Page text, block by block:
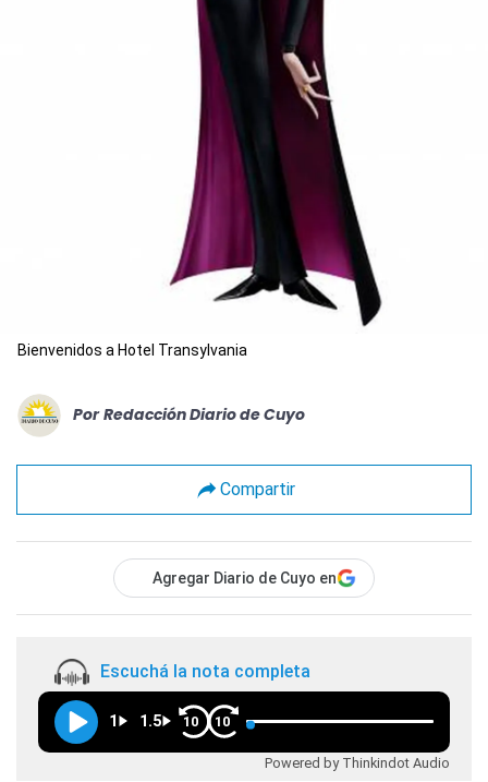
Bienvenidos a Hotel Transylvania
Por Redacción Diario de Cuyo
Compartir
Agregar Diario de Cuyo en
Escuchá la nota completa
1 1.5 10 10
Powered by Thinkindot Audio